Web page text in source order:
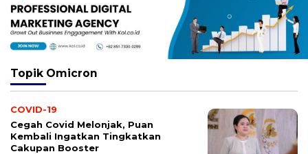
Topik Omicron
COVID-19
Cegah Covid Melonjak, Puan
Kembali Ingatkan Tingkatkan
Cakupan Booster